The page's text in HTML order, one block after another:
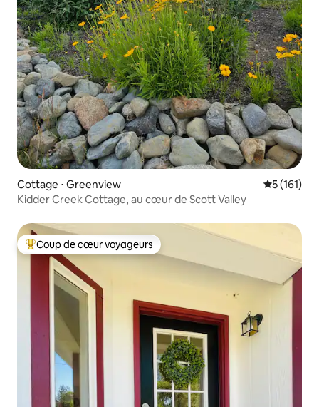
Cottage ⋅ Greenview Évaluation
5 (161)
Kidder Creek Cottage, au cœur de Scott Valley
Coups de cœur voyageurs les plus appréciés
Coup de cœur voyageurs